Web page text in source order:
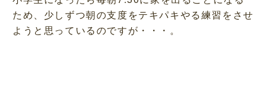
ため、少しずつ朝の支度をテキパキやる練習をさせ
ようと思っているのですが・・・。